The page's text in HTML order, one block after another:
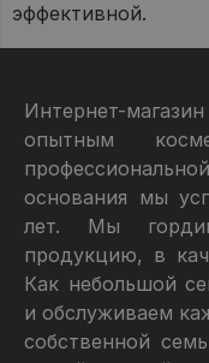
эффективной.
Интернет-
опытным
основания мы
лет. Мы
продукцию, в
Как небольшой
и обслуживаем
собственной